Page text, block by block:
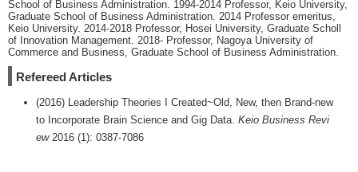
School of Business Administration. 1994-2014 Professor, Keio University,
Graduate School of Business Administration. 2014 Professor emeritus,
Keio University. 2014-2018 Professor, Hosei University, Graduate Scholl
of Innovation Management. 2018- Professor, Nagoya University of
Commerce and Business, Graduate School of Business Administration.
Refereed Articles
(2016) Leadership Theories I Created~Old, New, then Brand-new
to Incorporate Brain Science and Gig Data. Keio Business Revi
ew2016 (1): 0387-7086